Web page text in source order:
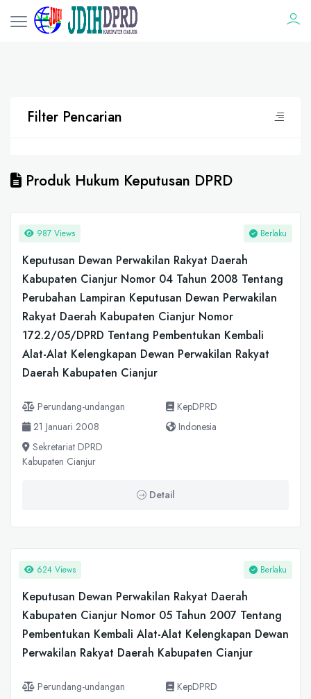
Filter Pencarian
Produk Hukum Keputusan DPRD
987 Views Berlaku
Keputusan Dewan Perwakilan Rakyat Daerah
Kabupaten Cianjur Nomor 04 Tahun 2008 Tentang
Perubahan Lampiran Keputusan Dewan Perwakilan
Rakyat Daerah Kabupaten Cianjur Nomor
172.2/05/DPRD Tentang Pembentukan Kembali
Alat-Alat Kelengkapan Dewan Perwakilan Rakyat
Daerah Kabupaten Cianjur
Perundang-undangan
KepDPRD
21 Januari 2008
Indonesia
Sekretariat DPRD
Kabupaten Cianjur
Detail
624 Views Berlaku
Keputusan Dewan Perwakilan Rakyat Daerah
Kabupaten Cianjur Nomor 05 Tahun 2007 Tentang
Pembentukan Kembali Alat-Alat Kelengkapan Dewan
Perwakilan Rakyat Daerah Kabupaten Cianjur
Perundang-undangan
KepDPRD